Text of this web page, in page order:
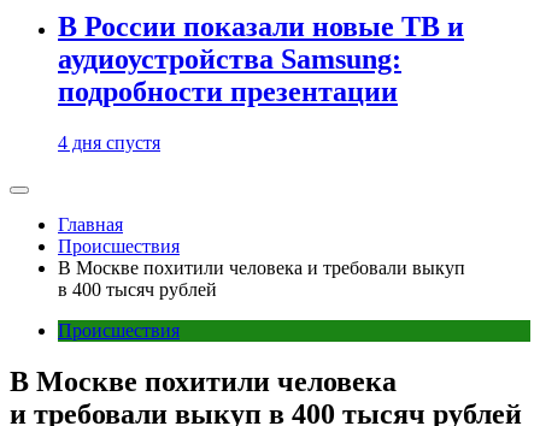
В России показали новые ТВ и
аудиоустройства Samsung:
подробности презентации
4 дня спустя
Главная
Происшествия
В Москве похитили человека и требовали выкуп
в 400 тысяч рублей
Происшествия
В Москве похитили человека
и требовали выкуп в 400 тысяч рублей